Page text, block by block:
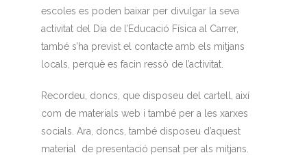
escoles es poden baixar per divulgar la seva
activitat del Dia de l’Educació Física al Carrer,
també s’ha previst el contacte amb els mitjans
locals, perquè es facin ressò de l’activitat.
Recordeu, doncs, que disposeu del cartell, així
com de materials web i també per a les xarxes
socials. Ara, doncs, també disposeu d’aquest
material de presentació pensat per als mitjans.